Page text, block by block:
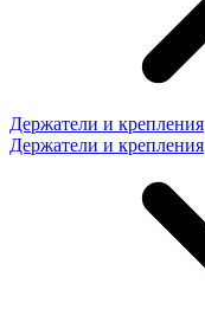
Держатели и крепления
Держатели и крепления